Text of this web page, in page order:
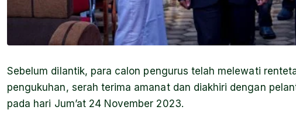
Sebelum dilantik, para calon pengurus telah melewati
pengukuhan, serah terima amanat dan diakhiri dengan
pada hari Jum’at 24 November 2023.